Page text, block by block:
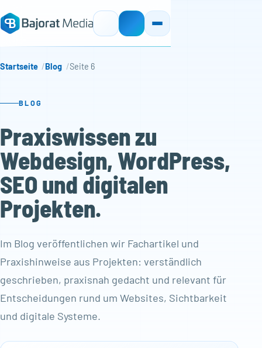
Startseite Blog Seite 6
BLOG
Praxiswissen zu
Webdesign, WordPress,
SEO und digitalen
Projekten.
Im Blog veröffentlichen wir Fachartikel und
Praxishinweise aus Projekten: verständlich
geschrieben, praxisnah gedacht und relevant für
Entscheidungen rund um Websites, Sichtbarkeit
und digitale Systeme.